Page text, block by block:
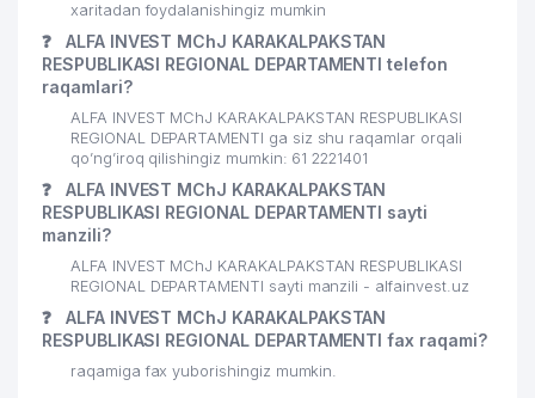
xaritadan foydalanishingiz mumkin
❓
ALFA INVEST MChJ KARAKALPAKSTAN
RESPUBLIKASI REGIONAL DEPARTAMENTI telefon
raqamlari?
ALFA INVEST MChJ KARAKALPAKSTAN RESPUBLIKASI
REGIONAL DEPARTAMENTI ga siz shu raqamlar orqali
qo’ng’iroq qilishingiz mumkin: 61 2221401
❓
ALFA INVEST MChJ KARAKALPAKSTAN
RESPUBLIKASI REGIONAL DEPARTAMENTI sayti
manzili?
ALFA INVEST MChJ KARAKALPAKSTAN RESPUBLIKASI
REGIONAL DEPARTAMENTI sayti manzili - alfainvest.uz
❓
ALFA INVEST MChJ KARAKALPAKSTAN
RESPUBLIKASI REGIONAL DEPARTAMENTI fax raqami?
raqamiga fax yuborishingiz mumkin.